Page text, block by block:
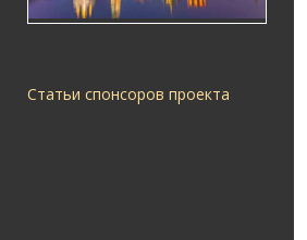
Статьи спонсоров проекта